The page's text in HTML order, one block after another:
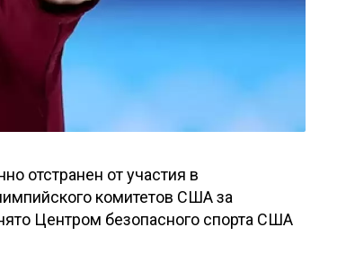
отстранен от участия в
комитетов США за
Центром безопасного спорта США